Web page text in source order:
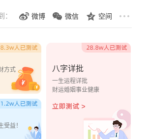
： 微博 微信 空间
方式
受益！
八字详批
一生运程详批
财运婚姻事业健康